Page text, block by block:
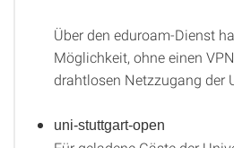
Über den eduroam-Dienst
Möglichkeit, ohne einen
drahtlosen Netzzugang der
uni-stuttgart-open